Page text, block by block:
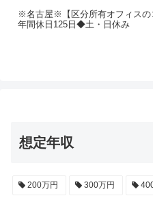
※名古屋※【区分所有オフィス
年間休日125日◆土・日休み
想定年収
200万円 300万円